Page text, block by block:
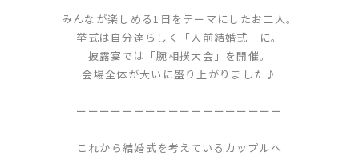
みんなが楽しめる1日をテーマにしたお二人。
挙式は自分達らしく「人前結婚式」に。
披露宴では「腕相撲大会」を開催。
会場全体が大いに盛り上がりました♪
ーーーーーーーーーーーーーーーーーー
これから結婚式を考えているカップルへ